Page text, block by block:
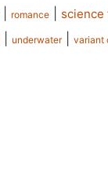
romance science
underwater| variant